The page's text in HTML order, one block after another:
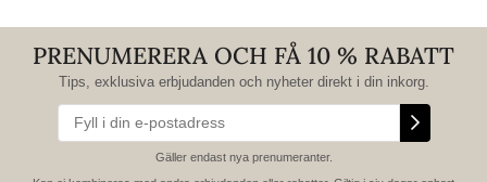
PRENUMERERA OCH FÅ 10 % RABATT
Tips, exklusiva erbjudanden och nyheter direkt i din inkorg.
Gäller endast nya prenumeranter.